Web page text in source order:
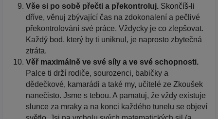
Vše si po sobě přečti a překontroluj. Skončíš-li
dříve, věnuj zbývající čas na zdokonalení a pečlivé
překontrolování své práce. Vždycky je co zlepšovat.
Každý bod, který by ti uniknul, je naprosto zbytečná
ztráta.
Věř maximálně ve své síly a ve své schopnosti.
Palce ti drží rodiče, sourozenci, babičky a
dědečkové, kamarádi a také my, učitelé ze Zkoušek
nanečisto. Jsme s tebou. A pamatuj, že vždy existuje
slunce za mraky a na konci každého tunelu se objeví